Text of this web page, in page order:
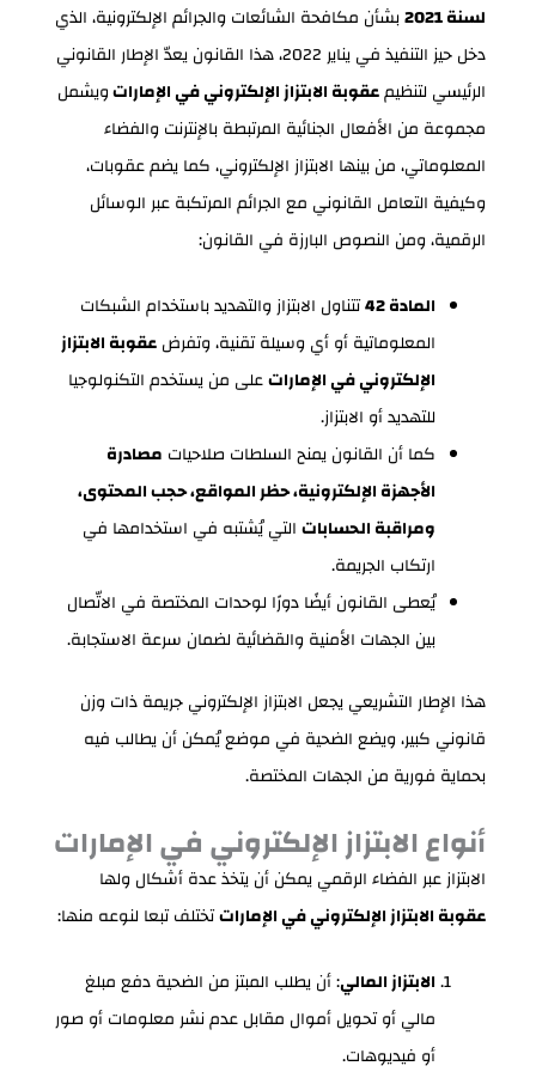
لسنة 2021
بشأن مكافحة الشائعات والجرائم الإلكترونية، الذي
دخل حيز التنفيذ في يناير 2022، هذا القانون يعدّ الإطار القانوني
الرئيسي لتنظيمعقوبة الابتزاز الإلكتروني في الإماراتويشمل
مجموعة من الأفعال الجنائية المرتبطة بالإنترنت والفضاء
المعلوماتي، من بينها الابتزاز الإلكتروني، كما يضم عقوبات،
وكيفية التعامل القانوني مع الجرائم المرتكبة عبر الوسائل
الرقمية، ومن النصوص البارزة في القانون:
المادة 42
تتناول الابتزاز والتهديد باستخدام الشبكات
المعلوماتية أو أي وسيلة تقنية، وتفرضعقوبة الابتزاز
الإلكتروني في الإماراتعلى من يستخدم التكنولوجيا
للتهديد أو الابتزاز.
كما أن القانون يمنح السلطات صلاحيات مصادرة
الأجهزة الإلكترونية، حظر المواقع، حجب المحتوى،
ومراقبة الحساباتالتي يُشتبه في استخدامها في
ارتكاب الجريمة.
يُعطى القانون أيضًا دورًا لوحدات المختصة في الاتّصال
بين الجهات الأمنية والقضائية لضمان سرعة الاستجابة.
هذا الإطار التشريعي يجعل الابتزاز الإلكتروني جريمة ذات وزن
قانوني كبير، ويضع الضحية في موضع يُمكن أن يطالب فيه
بحماية فورية من الجهات المختصة.
أنواع الابتزاز الإلكتروني في الإمارات
الابتزاز عبر الفضاء الرقمي يمكن أن يتخذ عدة أشكال ولها
عقوبة الابتزاز الإلكتروني في الإماراتتختلف تبعا لنوعه منها:
الابتزاز المالي: أن يطلب المبتز من الضحية دفع مبلغ
مالي أو تحويل أموال مقابل عدم نشر معلومات أو صور
أو فيديوهات.